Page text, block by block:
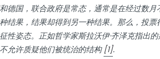
德国，联合政府是常态，通常是在经过数
结果，结果却得到另一种结果。那么，投
性姿态。正如哲学家斯拉沃伊·齐泽克指出
允许质疑他们被统治的结构[1].